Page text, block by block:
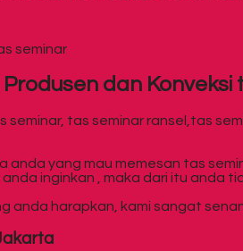
seminar
dan
tas seminar ransel,tas
yang mau memesan tas
inginkan , maka dari itu anda
harapkan, kami sangat